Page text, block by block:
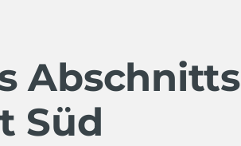
Abschnitts
Süd